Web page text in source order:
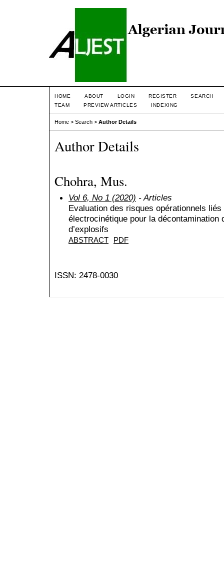
HOME ABOUT LOGIN REGISTER
SEARCH
TEAM
PREVIEW ARTICLES INDEXING
Home > Search > Author Details
Author Details
Chohra, Mus.
Vol 6, No 1 (2020) - Articles
Evaluation des risques opérationnels
électrocinétique pour la décontamination
d’explosifs
ABSTRACT PDF
ISSN: 2478-0030